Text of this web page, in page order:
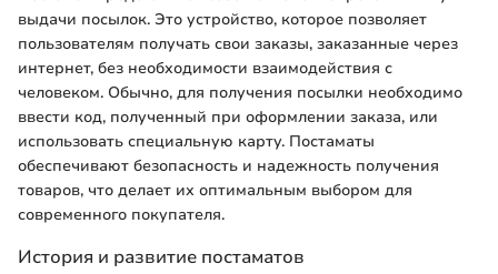
выдачи посылок. Это устройство, которое позволяет
пользователям получать свои заказы, заказанные через
интернет, без необходимости взаимодействия с
человеком. Обычно, для получения посылки необходимо
ввести код, полученный при оформлении заказа, или
использовать специальную карту. Постаматы
обеспечивают безопасность и надежность получения
товаров, что делает их оптимальным выбором для
современного покупателя.
История и развитие постаматов